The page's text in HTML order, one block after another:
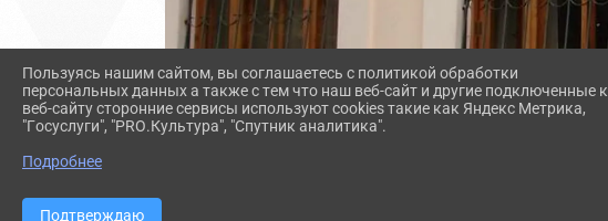
Пользуясь нашим сайтом, вы соглашаетесь с политикой обработки
персональных данных а также с тем что наш веб-сайт и другие подключенные к
веб-сайту сторонние сервисы используют cookies такие как Яндекс Метрика,
"Госуслуги", "PRO.Культура", "Спутник аналитика".
Подробнее
Подтверждаю